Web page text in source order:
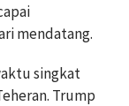
mendatang.
singkat
Trump